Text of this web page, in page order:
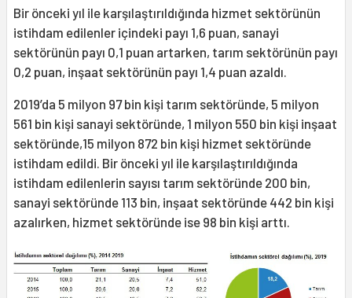
Bir önceki yıl ile karşılaştırıldığında hizmet sektörünün
istihdam edilenler içindeki payı 1,6 puan, sanayi
sektörünün payı 0,1 puan artarken, tarım sektörünün payı
0,2 puan, inşaat sektörünün payı 1,4 puan azaldı.
2019’da 5 milyon 97 bin kişi tarım sektöründe, 5 milyon
561 bin kişi sanayi sektöründe, 1 milyon 550 bin kişi inşaat
sektöründe,15 milyon 872 bin kişi hizmet sektöründe
istihdam edildi. Bir önceki yıl ile karşılaştırıldığında
istihdam edilenlerin sayısı tarım sektöründe 200 bin,
sanayi sektöründe 113 bin, inşaat sektöründe 442 bin kişi
azalırken, hizmet sektöründe ise 98 bin kişi arttı.